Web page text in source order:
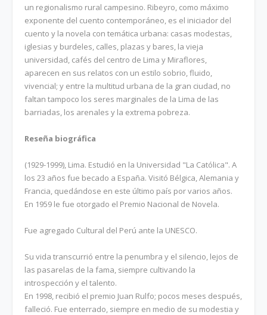
un regionalismo rural campesino. Ribeyro, como máximo
exponente del cuento contemporáneo, es el iniciador del
cuento y la novela con temática urbana: casas modestas,
iglesias y burdeles, calles, plazas y bares, la vieja
universidad, cafés del centro de Lima y Miraflores,
aparecen en sus relatos con un estilo sobrio, fluido,
vivencial; y entre la multitud urbana de la gran ciudad, no
faltan tampoco los seres marginales de la Lima de las
barriadas, los arenales y la extrema pobreza.
Reseña biográfica
(1929-1999), Lima. Estudió en la Universidad "La Católica". A
los 23 años fue becado a España. Visitó Bélgica, Alemania y
Francia, quedándose en este último país por varios años.
En 1959 le fue otorgado el Premio Nacional de Novela.
Fue agregado Cultural del Perú ante la UNESCO.
Su vida transcurrió entre la penumbra y el silencio, lejos de
las pasarelas de la fama, siempre cultivando la
introspección y el talento.
En 1998, recibió el premio Juan Rulfo; pocos meses después,
falleció. Fue enterrado, siempre en medio de su modestia y